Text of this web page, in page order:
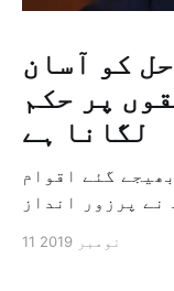
کو آسان
پر حکم
لگانا ہے
گئے اقوام
پرزور انداز
کے لئے ایک
11 نومبر 2019